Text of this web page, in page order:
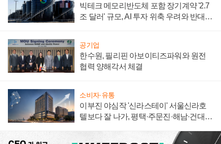
빅테크 메모리반도체 포함 장기계약 '2.7
조 달러' 규모, AI 투자 위축 우려와 반대
공기업
한수원, 필리핀 아보이티즈파워와 원전
협력 양해각서 체결
소비자·유통
이부진 야심작 '신라스테이' 서울신라호
텔보다 잘 나가, 평택·주문진·해남·건대로